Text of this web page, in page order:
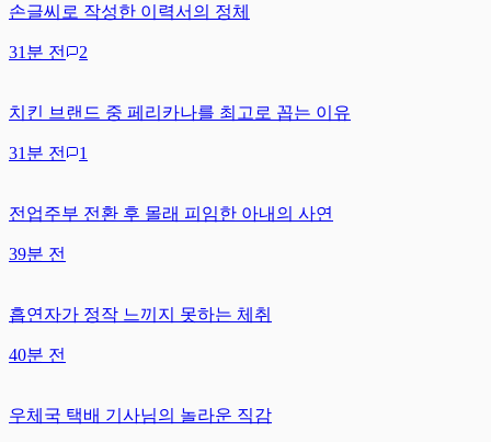
손글씨로 작성한 이력서의 정체
31분 전 2
치킨 브랜드 중 페리카나를 최고로 꼽는 이유
31분 전 1
전업주부 전환 후 몰래 피임한 아내의 사연
39분 전
흡연자가 정작 느끼지 못하는 체취
40분 전
우체국 택배 기사님의 놀라운 직감